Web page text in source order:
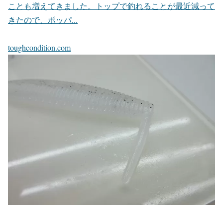
ことも増えてきました。トップで釣れることが最近減って
きたので、ポッパ...
toughcondition.com